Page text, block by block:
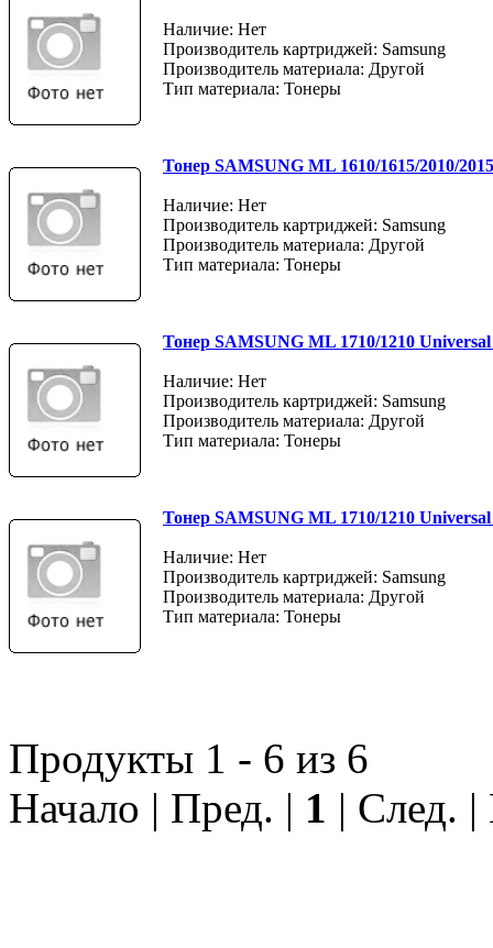
Наличие: Нет
Производитель картриджей: Samsung
Производитель материала: Другой
Тип материала: Тонеры
Тонер SAMSUNG ML 1610/1615/2010/
Наличие: Нет
Производитель картриджей: Samsung
Производитель материала: Другой
Тип материала: Тонеры
Тонер SAMSUNG ML 1710/1210
Наличие: Нет
Производитель картриджей: Samsung
Производитель материала: Другой
Тип материала: Тонеры
Тонер SAMSUNG ML 1710/1210
Наличие: Нет
Производитель картриджей: Samsung
Производитель материала: Другой
Тип материала: Тонеры
Продукты 1 - 6 из 6
Начало | Пред. | 1 | След.